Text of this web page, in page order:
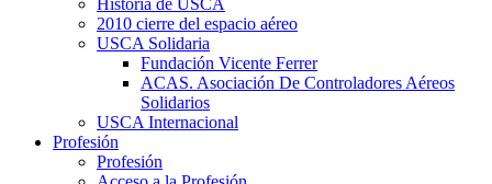
2010 cierre del espacio aéreo
USCA Solidaria
Fundación Vicente Ferrer
ACAS. Asociación De Controladores Aéreos
Solidarios
USCA Internacional
Profesión
Profesión